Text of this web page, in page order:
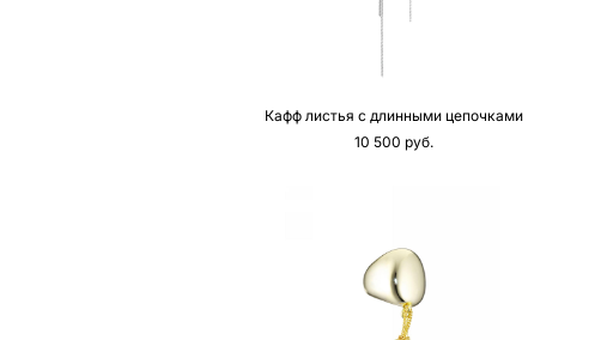
Кафф листья с длинными цепочками
10 500 pуб.